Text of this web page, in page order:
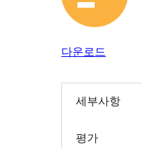
다운로드
세부사항
평가